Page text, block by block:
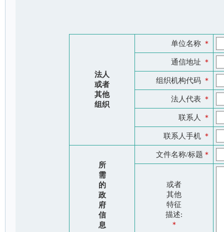
法人
或者
其他
组织
单位名称 ＊
通信地址 ＊
组织机构代码 ＊
法人代表 ＊
联系人 ＊
联系人手机 ＊
所
需
的
政
府
信
息
文件名称/标题 ＊
或者
其他
特征
描述:
＊